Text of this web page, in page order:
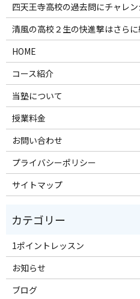
四天王寺高校の過去問にチャレ
清風の高校２生の快進撃はさらに
HOME
コース紹介
当塾について
授業料金
お問い合わせ
プライバシーポリシー
サイトマップ
1ポイントレッスン
お知らせ
ブログ